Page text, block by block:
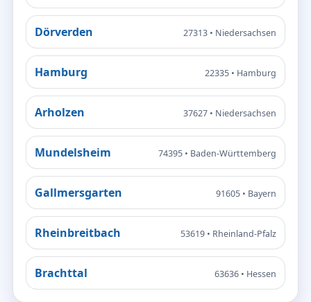
Dörverden 27313 • Niedersachsen
Hamburg 22335 • Hamburg
Arholzen 37627 • Niedersachsen
Mundelsheim 74395 • Baden-Württemberg
Gallmersgarten 91605 • Bayern
Rheinbreitbach 53619 • Rheinland-Pfalz
Brachttal 63636 • Hessen